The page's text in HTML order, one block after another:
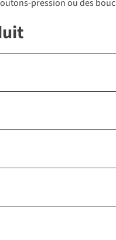
pression ou des